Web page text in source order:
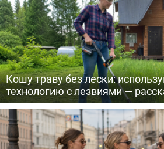
Кошу траву без лески:
технологию с лезвиями —